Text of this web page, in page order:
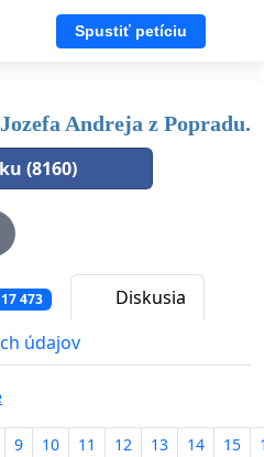
Spustiť petíciu
Andreja z Popradu.
(8160)
17 473
Diskusia
údajov
9 10 11 12 13 14 15